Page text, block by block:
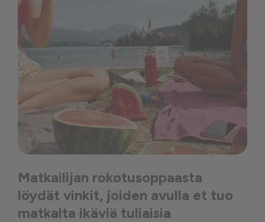
Matkailijan rokotusoppaasta
löydät vinkit, joiden avulla et tuo
matkalta ikäviä tuliaisia